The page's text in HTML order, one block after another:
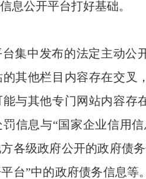
息公开平台打好基础。
集中发布的法定主动公
其他栏目内容存在交叉
与其他专门网站内容存
信息与“国家企业信用
各级政府公开的政府债
台”中的政府债务信息等